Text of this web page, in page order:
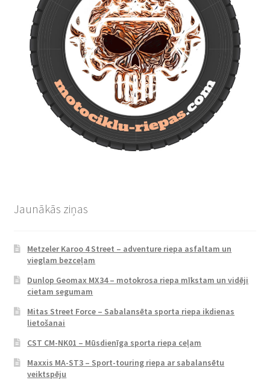
Jaunākās ziņas
Metzeler Karoo 4 Street – adventure riepa asfaltam un
vieglam bezceļam
Dunlop Geomax MX34 – motokrosa riepa mīkstam un vidēji
cietam segumam
Mitas Street Force – Sabalansēta sporta riepa ikdienas
lietošanai
CST CM-NK01 – Mūsdienīga sporta riepa ceļam
Maxxis MA-ST3 – Sport-touring riepa ar sabalansētu
veiktspēju